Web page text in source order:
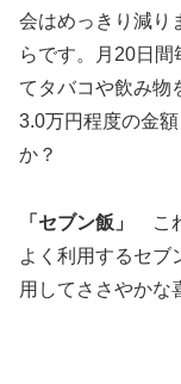
会はめっきり減り
らです。月20日
てタバコや飲み物
3.0万円程度の金
か？
「セブン飯」 こ
よく利用するセブ
用してささやかな